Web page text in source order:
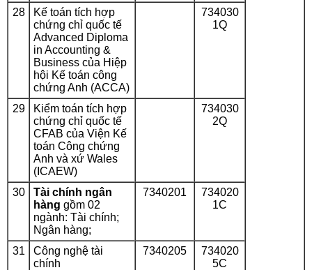
28
Kế toán tích hợp
chứng chỉ quốc tế
Advanced Diploma
in Accounting &
Business của Hiệp
hội Kế toán công
chứng Anh (ACCA)
734030
1Q
29
Kiểm toán tích hợp
chứng chỉ quốc tế
CFAB của Viện Kế
toán Công chứng
Anh và xứ Wales
(ICAEW)
734030
2Q
30
Tài chính ngân
hàng gồm 02
ngành: Tài chính;
Ngân hàng;
7340201
734020
1C
31
Công nghệ tài
chính
7340205
734020
5C